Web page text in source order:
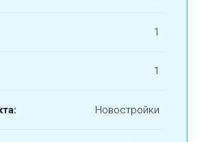
1
1
Новостройки